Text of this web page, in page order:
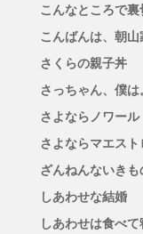
こんなところで裏
こんばんは、朝山
さくらの親子丼
さっちゃん、僕は
さよならノワール
さよならマエス
ざんねんないきも
しあわせな結婚
しあわせは食べて